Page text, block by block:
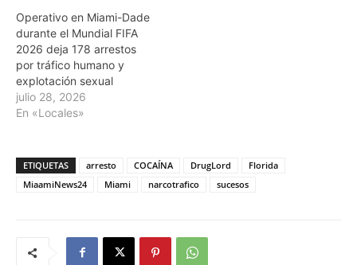
Operativo en Miami-Dade
durante el Mundial FIFA
2026 deja 178 arrestos
por tráfico humano y
explotación sexual
julio 28, 2026
En «Locales»
ETIQUETAS arresto COCAÍNA DrugLord
Florida
MiaamiNews24
Miami narcotrafico sucesos